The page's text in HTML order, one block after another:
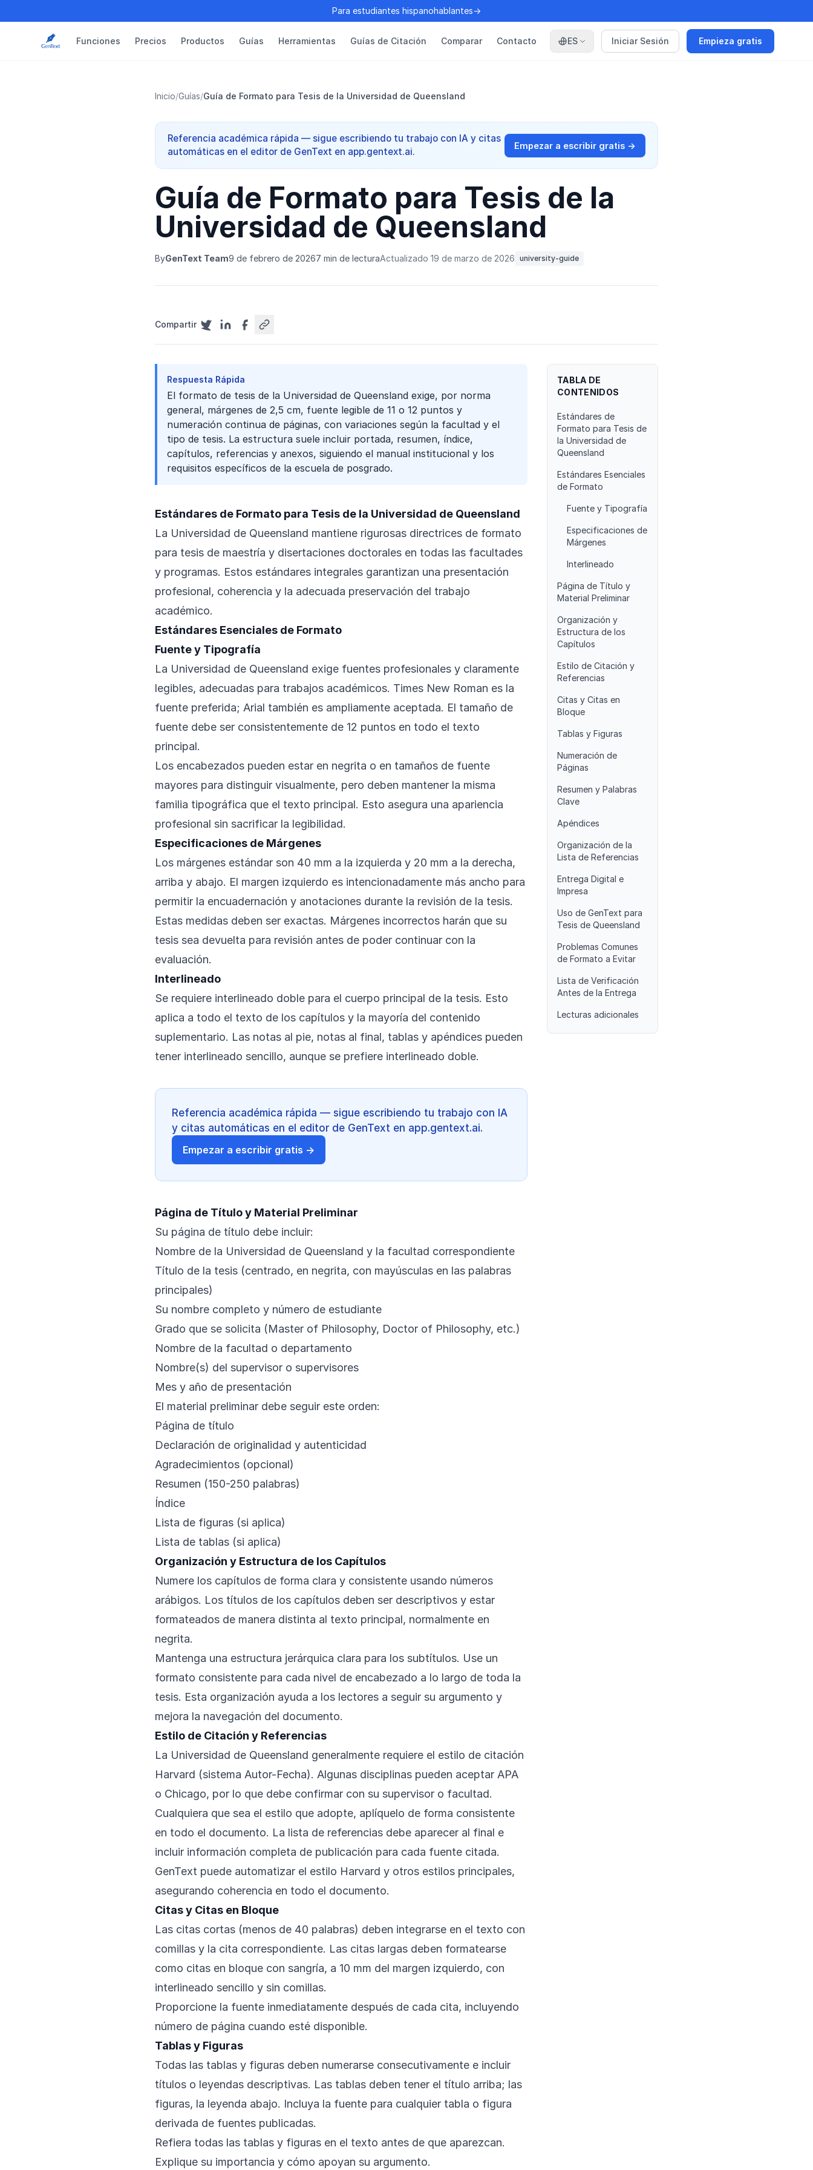
Para estudiantes hispanohablantes→
Funciones Precios Productos Guías Herramientas Guías de Citación Comparar Contacto ES Iniciar Sesión Empieza gratis
Inicio/Guías/Guía de Formato para Tesis de la Universidad de Queensland
Referencia académica rápida — sigue escribiendo tu trabajo con IA y citas
automáticas en el editor de GenText en app.gentext.ai.
Empezar a escribir gratis →
Guía de Formato para Tesis de la
Universidad de Queensland
ByGenText Team9 de febrero de 20267 min de lecturaActualizado 19 de marzo de 2026 university-guide
Compartir
Respuesta Rápida
El formato de tesis de la Universidad de Queensland exige, por norma
general, márgenes de 2,5 cm, fuente legible de 11 o 12 puntos y
numeración continua de páginas, con variaciones según la facultad y el
tipo de tesis. La estructura suele incluir portada, resumen, índice,
capítulos, referencias y anexos, siguiendo el manual institucional y los
requisitos específicos de la escuela de posgrado.
Estándares de Formato para Tesis de la Universidad de Queensland
La Universidad de Queensland mantiene rigurosas directrices de formato
para tesis de maestría y disertaciones doctorales en todas las facultades
y programas. Estos estándares integrales garantizan una presentación
profesional, coherencia y la adecuada preservación del trabajo
académico.
Estándares Esenciales de Formato
Fuente y Tipografía
La Universidad de Queensland exige fuentes profesionales y claramente
legibles, adecuadas para trabajos académicos. Times New Roman es la
fuente preferida; Arial también es ampliamente aceptada. El tamaño de
fuente debe ser consistentemente de 12 puntos en todo el texto
principal.
Los encabezados pueden estar en negrita o en tamaños de fuente
mayores para distinguir visualmente, pero deben mantener la misma
familia tipográfica que el texto principal. Esto asegura una apariencia
profesional sin sacrificar la legibilidad.
Especificaciones de Márgenes
Los márgenes estándar son 40 mm a la izquierda y 20 mm a la derecha,
arriba y abajo. El margen izquierdo es intencionadamente más ancho para
permitir la encuadernación y anotaciones durante la revisión de la tesis.
Estas medidas deben ser exactas. Márgenes incorrectos harán que su
tesis sea devuelta para revisión antes de poder continuar con la
evaluación.
Interlineado
Se requiere interlineado doble para el cuerpo principal de la tesis. Esto
aplica a todo el texto de los capítulos y la mayoría del contenido
suplementario. Las notas al pie, notas al final, tablas y apéndices pueden
tener interlineado sencillo, aunque se prefiere interlineado doble.
Referencia académica rápida — sigue escribiendo tu trabajo con IA
y citas automáticas en el editor de GenText en app.gentext.ai.
Empezar a escribir gratis →
Página de Título y Material Preliminar
Su página de título debe incluir:
Nombre de la Universidad de Queensland y la facultad correspondiente
Título de la tesis (centrado, en negrita, con mayúsculas en las palabras
principales)
Su nombre completo y número de estudiante
Grado que se solicita (Master of Philosophy, Doctor of Philosophy, etc.)
Nombre de la facultad o departamento
Nombre(s) del supervisor o supervisores
Mes y año de presentación
El material preliminar debe seguir este orden:
Página de título
Declaración de originalidad y autenticidad
Agradecimientos (opcional)
Resumen (150-250 palabras)
Índice
Lista de figuras (si aplica)
Lista de tablas (si aplica)
Organización y Estructura de los Capítulos
Numere los capítulos de forma clara y consistente usando números
arábigos. Los títulos de los capítulos deben ser descriptivos y estar
formateados de manera distinta al texto principal, normalmente en
negrita.
Mantenga una estructura jerárquica clara para los subtítulos. Use un
formato consistente para cada nivel de encabezado a lo largo de toda la
tesis. Esta organización ayuda a los lectores a seguir su argumento y
mejora la navegación del documento.
Estilo de Citación y Referencias
La Universidad de Queensland generalmente requiere el estilo de citación
Harvard (sistema Autor-Fecha). Algunas disciplinas pueden aceptar APA
o Chicago, por lo que debe confirmar con su supervisor o facultad.
Cualquiera que sea el estilo que adopte, aplíquelo de forma consistente
en todo el documento. La lista de referencias debe aparecer al final e
incluir información completa de publicación para cada fuente citada.
GenText puede automatizar el estilo Harvard y otros estilos principales,
asegurando coherencia en todo el documento.
Citas y Citas en Bloque
Las citas cortas (menos de 40 palabras) deben integrarse en el texto con
comillas y la cita correspondiente. Las citas largas deben formatearse
como citas en bloque con sangría, a 10 mm del margen izquierdo, con
interlineado sencillo y sin comillas.
Proporcione la fuente inmediatamente después de cada cita, incluyendo
número de página cuando esté disponible.
Tablas y Figuras
Todas las tablas y figuras deben numerarse consecutivamente e incluir
títulos o leyendas descriptivas. Las tablas deben tener el título arriba; las
figuras, la leyenda abajo. Incluya la fuente para cualquier tabla o figura
derivada de fuentes publicadas.
Refiera todas las tablas y figuras en el texto antes de que aparezcan.
Explique su importancia y cómo apoyan su argumento.
TABLA DE
CONTENIDOS
Estándares de
Formato para Tesis de
la Universidad de
Queensland
Estándares Esenciales
de Formato
Fuente y Tipografía
Especificaciones de
Márgenes
Interlineado
Página de Título y
Material Preliminar
Organización y
Estructura de los
Capítulos
Estilo de Citación y
Referencias
Citas y Citas en
Bloque
Tablas y Figuras
Numeración de
Páginas
Resumen y Palabras
Clave
Apéndices
Organización de la
Lista de Referencias
Entrega Digital e
Impresa
Uso de GenText para
Tesis de Queensland
Problemas Comunes
de Formato a Evitar
Lista de Verificación
Antes de la Entrega
Lecturas adicionales